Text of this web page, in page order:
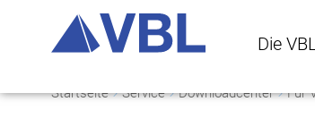
Die
Die
Startseite Service Downloadcenter Für